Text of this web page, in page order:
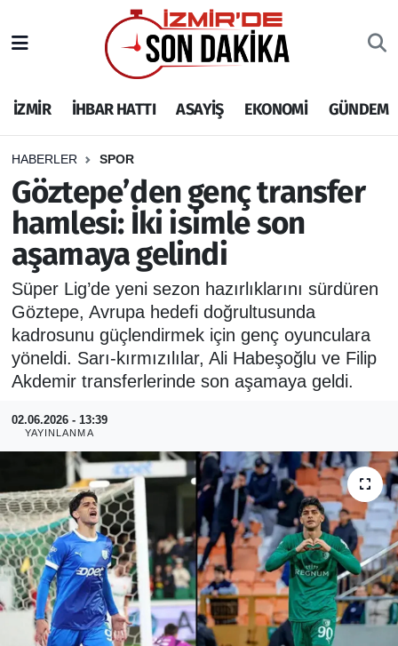
İZMİR İHBAR HATTI ASAYİŞ EKONOMİ GÜNDEM
HABERLER SPOR
Göztepe’den genç transfer
hamlesi: İki isimle son
aşamaya gelindi
Süper Lig’de yeni sezon hazırlıklarını sürdüren
Göztepe, Avrupa hedefi doğrultusunda
kadrosunu güçlendirmek için genç oyunculara
yöneldi. Sarı-kırmızılılar, Ali Habeşoğlu ve Filip
Akdemir transferlerinde son aşamaya geldi.
02.06.2026 - 13:39
YAYINLANMA
İHBAR HATTI
DEPREM
GENEL
EKONOMİ
SİYASET
SPOR
ASAYİŞ
RESMİ REKLAM
İzmir Nöbetçi Eczaneler
İzmir Hava Durumu
İzmir Namaz Vakitleri
İzmir Trafik Yoğunluk Haritası
Puan Durumu ve Fikstür
Tüm Manşetler
Son Dakika Haberleri
Haber Arşivi